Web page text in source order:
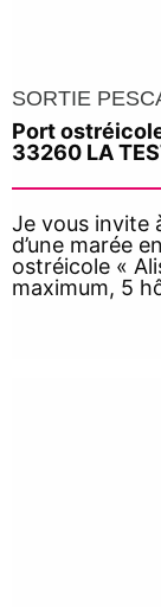
SORTIE
Port
33260 LA
Je vous invite
d’une marée
ostréicole «
maximum, 5